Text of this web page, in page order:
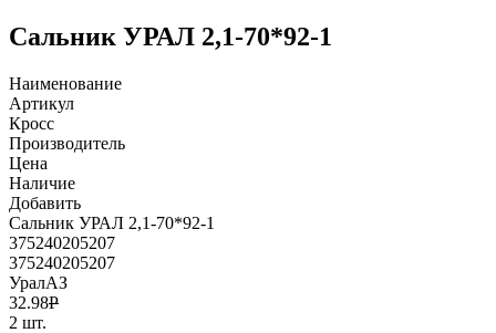
Сальник УРАЛ 2,1-70*92-1
Наименование
Артикул
Кросс
Производитель
Цена
Наличие
Добавить
Сальник УРАЛ 2,1-70*92-1
375240205207
375240205207
УралАЗ
32.98Р
2 шт.